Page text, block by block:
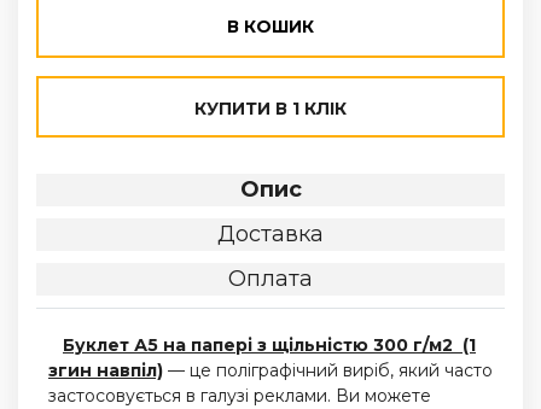
В КОШИК
КУПИТИ В 1 КЛІК
Опис
Доставка
Оплата
Буклет А5 на папері з щільністю 300 г/м2 (1
згин навпіл) — це поліграфічний виріб, який часто
застосовується в галузі реклами. Ви можете